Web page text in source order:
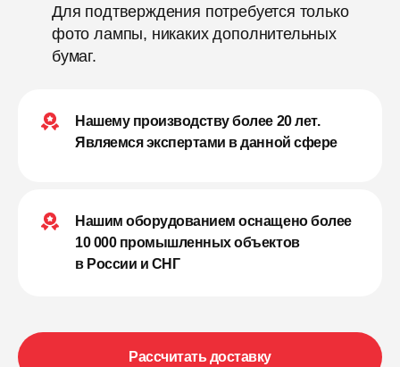
Для подтверждения потребуется только
фото лампы, никаких дополнительных
бумаг.
Нашему производству более 20 лет.
Являемся экспертами в данной сфере
Нашим оборудованием оснащено более
10 000 промышленных объектов
в России и СНГ
Рассчитать доставку